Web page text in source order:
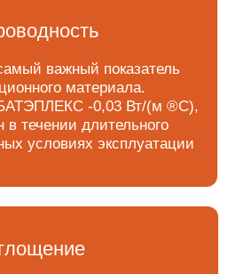
используются
Он не имеет
неизменной
режим